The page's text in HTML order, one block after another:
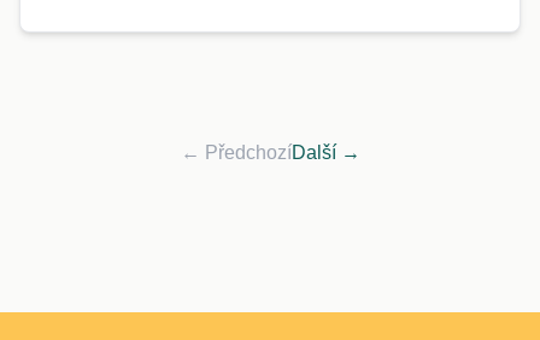
← PředchozíDalší →